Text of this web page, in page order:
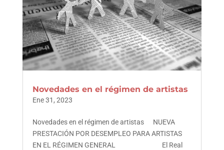
Novedades en el régimen de artistas
Ene 31, 2023
Novedades en el régimen de artistas NUEVA
PRESTACIÓN POR DESEMPLEO PARA ARTISTAS
EN EL RÉGIMEN GENERAL El Real